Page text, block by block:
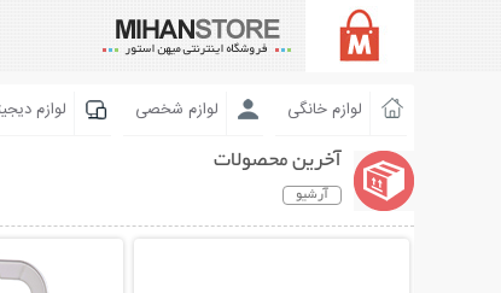
لوازم خانگی لوازم شخصی لوازم
آخرین محصولات
آرشیو